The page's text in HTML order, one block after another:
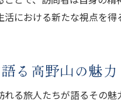
活における新たな視点を
る高野山の魅力
れる旅人たちが語るその魅